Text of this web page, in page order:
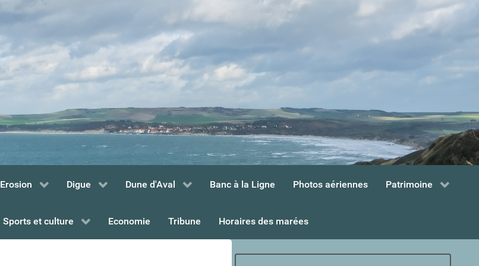
Erosion Digue Dune d'Aval Banc à la Ligne Photos aériennes Patrimoine
Sports et culture Economie Tribune Horaires des marées